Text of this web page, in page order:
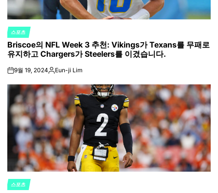
POSTED
IN
스포츠
Briscoe의 NFL Week 3 추천: Vikings가 Texans를 무패로
유지하고 Chargers가 Steelers를 이겼습니다.
on9월 19, 2024Posted
Eun-ji Lim
POSTED
스포츠